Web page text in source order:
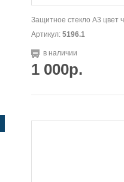
Защитное стекло А3 цвет
Артикул: 5196.1
в наличии
1 000р.